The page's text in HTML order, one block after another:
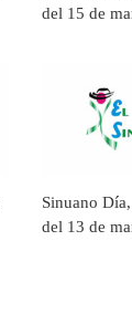
del 15 de
Sinuano
del 13 de